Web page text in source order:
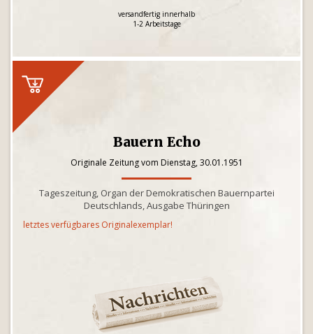
versandfertig innerhalb
1-2 Arbeitstage
Bauern Echo
Originale Zeitung vom Dienstag, 30.01.1951
Tageszeitung, Organ der Demokratischen Bauernpartei
Deutschlands, Ausgabe Thüringen
letztes verfügbares Originalexemplar!